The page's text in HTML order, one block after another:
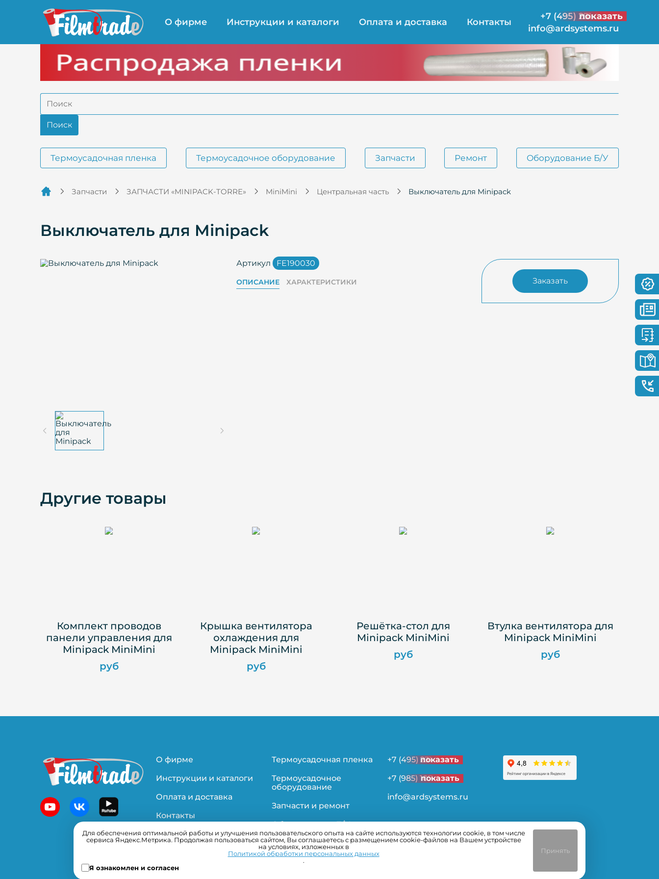
Для обеспечения оптимальной работы и улучшения пользовательского опыта на сайте используются технологии cookie, в том числе
сервиса Яндекс.Метрика. Продолжая пользоваться сайтом, Вы соглашаетесь с размещением cookie-файлов на Вашем устройстве
на условиях, изложенных в
Политикой обработки персональных данных
.
Я ознакомлен и согласен
Принять
О фирме Инструкции и каталоги Оплата и доставка Контакты
+7 (495) 231-21-00
показать
info@ardsystems.ru
Термоусадочная пленка Термоусадочное оборудование Запчасти Ремонт Оборудование Б/У
Запчасти ЗАПЧАСТИ «MINIPACK-TORRE» MiniMini Центральная часть Выключатель для Minipack
Выключатель для Minipack
Заказать
Артикул FE190030
ОПИСАНИЕ ХАРАКТЕРИСТИКИ
Другие товары
Комплект проводов
панели управления для
Minipack MiniMini
руб
Крышка вентилятора
охлаждения для
Minipack MiniMini
руб
Решётка-стол для
Minipack MiniMini
руб
Втулка вентилятора для
Minipack MiniMini
руб
О фирме
Инструкции и каталоги
Оплата и доставка
Контакты
Политика
конфиденциальности
Термоусадочная пленка
Термоусадочное
оборудование
Запчасти и ремонт
Оборудование Б/У
+7 (495) 231-21-00
показать
+7 (985) 107-62-32
показать
info@ardsystems.ru